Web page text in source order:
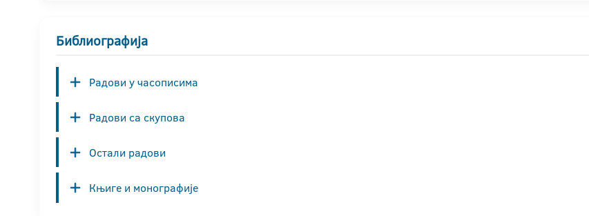
Библиографија
Радови у часописима
Радови са скупова
Остали радови
Књиге и монографије